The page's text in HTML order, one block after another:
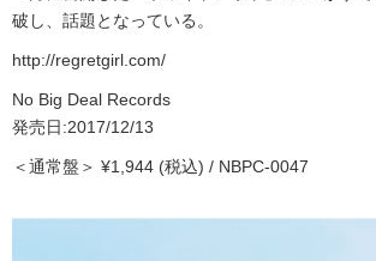
破し、話題となっている。
http://regretgirl.com/
No Big Deal Records
発売日:2017/12/13
＜通常盤＞ ¥1,944 (税込) / NBPC-0047